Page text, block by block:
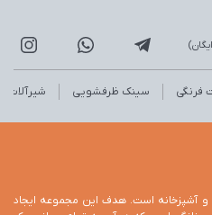
فرنگی سینک ظرفشویی شیرآلات
و آشپزخانه است. هدف این مجموعه ایجاد